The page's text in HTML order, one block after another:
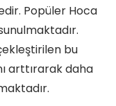
Popüler Hoca
bu
arttırarak daha